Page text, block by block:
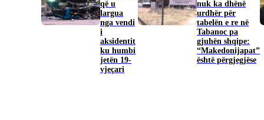
që u
largua
nga vendi
i
aksidentit
ku humbi
jetën 19-
vjeçari
nuk ka dhënë
urdhër për
tabelën e re në
Tabanoc pa
gjuhën shqipe:
“Makedonijapat”
është përgjegjëse